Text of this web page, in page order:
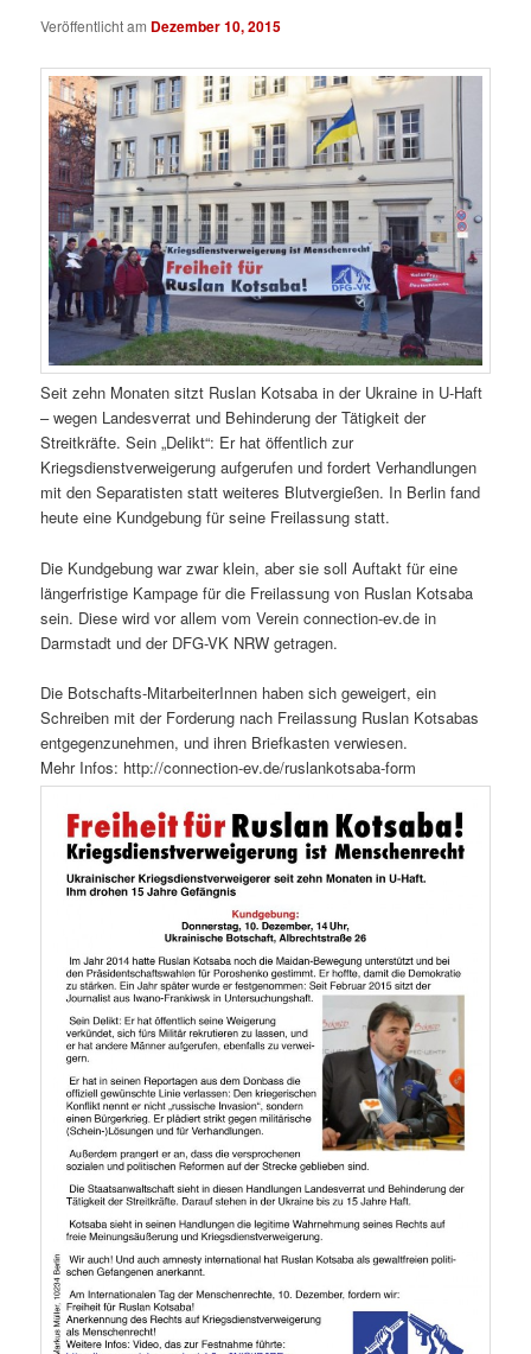
Veröffentlicht am Dezember 10, 2015
Seit zehn Monaten sitzt Ruslan Kotsaba in der Ukraine in U-Haft
– wegen Landesverrat und Behinderung der Tätigkeit der
Streitkräfte. Sein „Delikt“: Er hat öffentlich zur
Kriegsdienstverweigerung aufgerufen und fordert Verhandlungen
mit den Separatisten statt weiteres Blutvergießen. In Berlin fand
heute eine Kundgebung für seine Freilassung statt.
Die Kundgebung war zwar klein, aber sie soll Auftakt für eine
längerfristige Kampage für die Freilassung von Ruslan Kotsaba
sein. Diese wird vor allem vom Verein connection-ev.de in
Darmstadt und der DFG-VK NRW getragen.
Die Botschafts-MitarbeiterInnen haben sich geweigert, ein
Schreiben mit der Forderung nach Freilassung Ruslan Kotsabas
entgegenzunehmen, und ihren Briefkasten verwiesen.
Mehr Infos: http://connection-ev.de/ruslankotsaba-form